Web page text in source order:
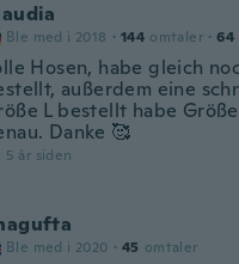
Ble med i 2018 · 144 omtaler · 64
Hosen, habe gleich
außerdem eine
L bestellt habe
Danke 🥰
5 år siden
Ble med i 2020 · 45 omtaler